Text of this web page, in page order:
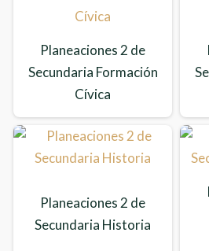
Planeaciones 2 de
Secundaria Formación
Cívica
Planeaciones 2 de
Secundaria Historia